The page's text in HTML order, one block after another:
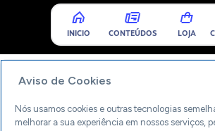
INICIO CONTEÚDOS LOJA
Aviso de Cookies
Nós usamos cookies e outras tecnologias
melhorar a sua experiência em nossos serviços,